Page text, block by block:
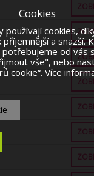
Cookies
používají cookies,
a snazší.
potřebujeme od vás
vše", nebo
cookie“. Více